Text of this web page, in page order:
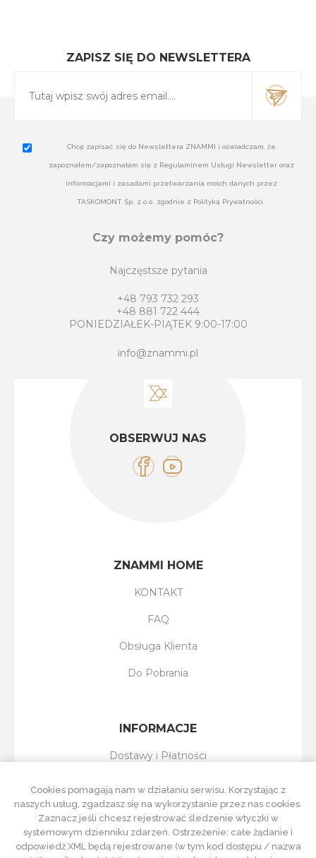
ZAPISZ SIĘ DO NEWSLETTERA
Chcę zapisać się do Newslettera ZNAMMI i oświadczam, że
zapoznałem/zapoznałam się z Regulaminem Usługi Newsletter oraz
informacjami i zasadami przetwarzania moich danych przez
TASKOMONT Sp. z o.o. zgodnie z Polityką Prywatności.
Czy możemy pomóc?
Najczęstsze pytania
+48 793 732 293
+48 881 722 444
PONIEDZIAŁEK-PIĄTEK 9:00-17:00
info@znammi.pl
OBSERWUJ NAS
ZNAMMI HOME
KONTAKT
FAQ
Obsługa Klienta
Do Pobrania
INFORMACJE
Dostawy i Płatności
Regulamin Sklepu
Polityka Prywatności
Cookies pomagają nam w działaniu serwisu. Korzystając z
naszych usług, zgadzasz się na wykorzystanie przez nas cookies.
Zaznacz jeśli chcesz rejestrować śledzenie wtyczki w
systemowym dzienniku zdarzeń. Ostrzeżenie: całe żądanie i
odpowiedź XML będą rejestrowane (w tym kod dostępu / nazwa